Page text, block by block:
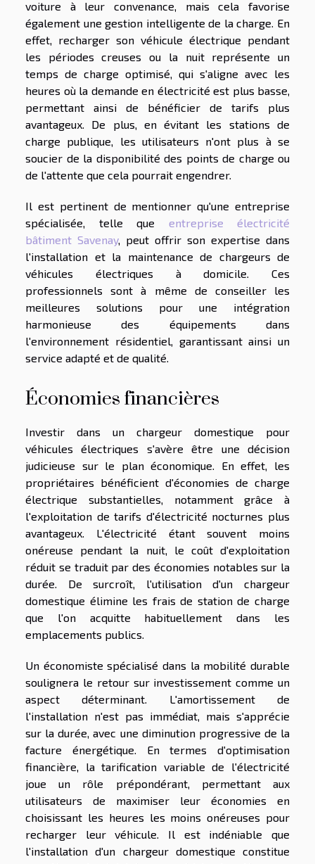
voiture à leur convenance, mais cela favorise
également une gestion intelligente de la charge. En
effet, recharger son véhicule électrique pendant
les périodes creuses ou la nuit représente un
temps de charge optimisé, qui s'aligne avec les
heures où la demande en électricité est plus basse,
permettant ainsi de bénéficier de tarifs plus
avantageux. De plus, en évitant les stations de
charge publique, les utilisateurs n'ont plus à se
soucier de la disponibilité des points de charge ou
de l'attente que cela pourrait engendrer.
Il est pertinent de mentionner qu'une entreprise
spécialisée, telle que entreprise électricité
bâtiment Savenay, peut offrir son expertise dans
l'installation et la maintenance de chargeurs de
véhicules électriques à domicile. Ces
professionnels sont à même de conseiller les
meilleures solutions pour une intégration
harmonieuse des équipements dans
l'environnement résidentiel, garantissant ainsi un
service adapté et de qualité.
Économies financières
Investir dans un chargeur domestique pour
véhicules électriques s'avère être une décision
judicieuse sur le plan économique. En effet, les
propriétaires bénéficient d'économies de charge
électrique substantielles, notamment grâce à
l'exploitation de tarifs d'électricité nocturnes plus
avantageux. L'électricité étant souvent moins
onéreuse pendant la nuit, le coût d'exploitation
réduit se traduit par des économies notables sur la
durée. De surcroît, l'utilisation d'un chargeur
domestique élimine les frais de station de charge
que l'on acquitte habituellement dans les
emplacements publics.
Un économiste spécialisé dans la mobilité durable
soulignera le retour sur investissement comme un
aspect déterminant. L'amortissement de
l'installation n'est pas immédiat, mais s'apprécie
sur la durée, avec une diminution progressive de la
facture énergétique. En termes d'optimisation
financière, la tarification variable de l'électricité
joue un rôle prépondérant, permettant aux
utilisateurs de maximiser leur économies en
choisissant les heures les moins onéreuses pour
recharger leur véhicule. Il est indéniable que
l'installation d'un chargeur domestique constitue